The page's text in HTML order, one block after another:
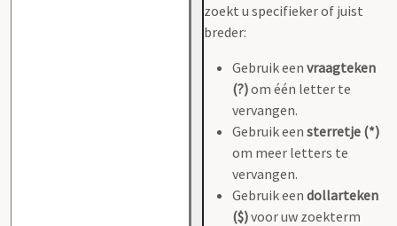
zoekt u specifieker of juist
breder:
Gebruik een vraagteken
(?)om één letter te
vervangen.
Gebruik een sterretje (*)
om meer letters te
vervangen.
Gebruik een dollarteken
($)voor uw zoekterm